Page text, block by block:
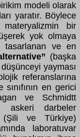
modeli olarak
yaratır. Böylece
bir
yok olmaya
tasarlanan ve en
(başka
yayması
referanslarına
en gerici
ve Schmidtt
askeri darbeler
(Şili ve Türkiye)
laboratuvar